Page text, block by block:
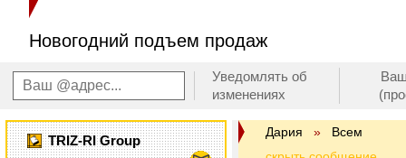
Новогодний подъем продаж
Уведомлять об
изменениях
TRIZ-RI Group
Дария » Всем